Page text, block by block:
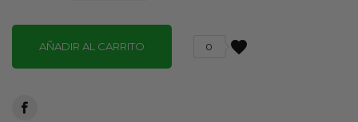
AÑADIR AL CARRITO favorite
0